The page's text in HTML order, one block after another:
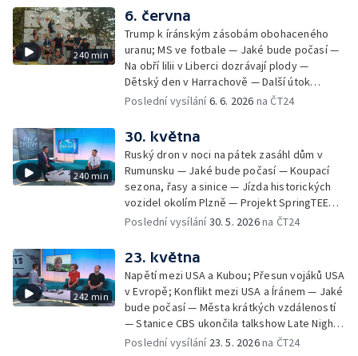
Collegium 1704 na festivalu Smetanova
Litomyšl — V Havlíčkově Brodě mají dům pro
vlaštovky — Záchranáři radí, jak se chovat u
vody v horku
nezabezpečeného výkopu — Jak mluvit s
dětmi o penězích — Novela zákona o střetu
zájmů; Financování veřejnoprávních médií —
84 let od vyhlazení Lidic — Mezinárodní den
povědomí o albinismu — Pořad Zkraje o
fenoménu dobrovolných hasičů — První blok
přístupových jednání s Ukrajinou — Polovina
240 min
6. června
Trump k íránským zásobám obohaceného
uranu; MS ve fotbale — Jaké bude počasí —
Na obří lilii v Liberci dozrávají plody —
Dětský den v Harrachově — Další útok
medvěda na člověka na Slovensku — Černé
tenisové výkony na Roland Garros —
Smrtelné nehody motorkářů na českých
silnicích — Mezinárodní festival nového
cirkusu Cirk-UFF — Ošetření po bodnutí
hmyzem — 113. ročník veslařského závodu
Primátorky — Zelenskyj navrhl v dopise
Putinovi schůzku; Putin jednal se
for People — Den otevřených dveří
Archeologického centra Olomouc —
Blahořečení kněží Buly a Drboly — Bahna
2026: defilé historické vojenské techniky
Poslední vysílání6. 6. 2026 na ČT24
240 min
30. května
Ruský dron v noci na pátek zasáhl dům v
Rumunsku — Jaké bude počasí — Koupací
sezona, řasy a sinice — Jízda historických
vozidel okolím Plzně — Projekt SpringTEEN
— Černé ovce: komplikace při odletu na
Podještědí — Vědci rozluštili tzv. Borgovu
šifru — Festival Karoliny Světlé —
Roztroušenou sklerózu se daří zachytit včas
— Pořad Zkraje o černých stavbách —
Dohoda o prodloužení příměří mezi USA a
Íránem — Příběhy z pitevny: povolání
soudního znalce — Mezi ploty 2026 — Velký
Poslední vysílání30. 5. 2026na ČT24
242 min
23. května
Napětí mezi USA a Kubou; Přesun vojáků USA
v Evropě; Konflikt mezi USA a Íránem — Jaké
bude počasí — Města krátkých vzdáleností
— Stanice CBS ukončila talkshow Late Night
— Obnova historického větrného mlýna u
Poslední vysílání 23. 5. 2026na ČT24